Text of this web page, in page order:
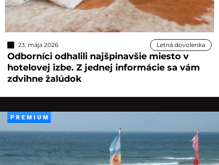
23. mája 2026 Letná dovolenka
Odborníci odhalili najšpinavšie miesto v
hotelovej izbe. Z jednej informácie sa vám
zdvihne žalúdok